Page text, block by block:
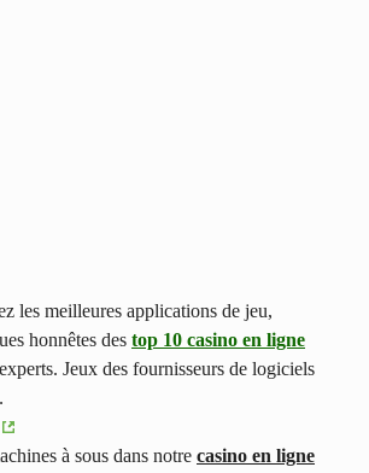
les meilleures applications de jeu,
honnêtes des top 10 casino en ligne
Jeux des fournisseurs de logiciels
à sous dans notre casino en ligne